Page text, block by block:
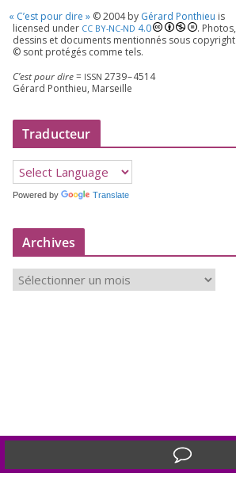
« C’est pour dire » ©2004by Gérard Ponthieu is
licen­sed under CC BY-NC-ND 4.0
. Photos,
des­sins et docu­ments men­tion­nés sous copy­right
© sont pro­té­gés comme tels.
C’est pour dire= ISSN 2739–4514
Gérard Ponthieu, Marseille
Traducteur
Powered by Translate
Archives